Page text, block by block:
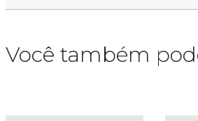
Você também